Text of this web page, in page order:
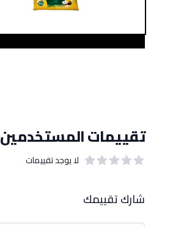
تقييمات المستخدمين
لا يوجد تقييمات
شارك تقييمك